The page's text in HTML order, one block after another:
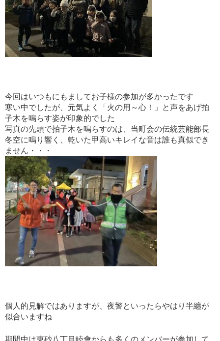
今回はいつもにもましてお子様の参加が多かったです
寒い中でしたが、元気よく「火の用～心！」と声をあげ拍
子木を鳴らす姿が印象的でした
写真の先頭で拍子木を鳴らすのは、当町会の伝統芸能部長
冬空に鳴り響く、乾いた甲高いキレイな音は誰も真似でき
ません・・・
個人的見解ではありますが、夜警といったらやはり半纏が
似合いますね